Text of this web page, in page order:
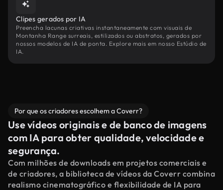
Clipes gerados por IA
Preencha lacunas criativas instantaneamente com visuais de
Montanha Range surreais, estilizados ou abstratos, gerados por
nossos modelos de IA de ponta. Explore mais em nosso Estúdio de
IA.
Por que os criadores escolhem a Coverr?
Use vídeos originais e de banco de imagens
com IA para obter qualidade, velocidade e
segurança.
Com milhões de downloads em projetos comerciais e
de criadores, a biblioteca de vídeos da Coverr combina
realismo cinematográfico e flexibilidade de IA para